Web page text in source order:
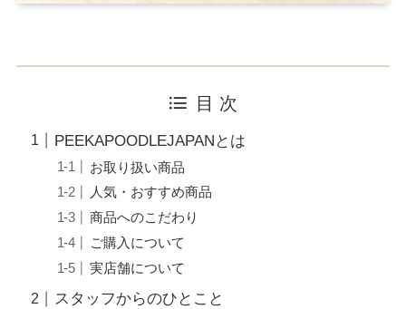
目 次
PEEKAPOODLEJAPANとは
お取り扱い商品
人気・おすすめ商品
商品へのこだわり
ご購入について
実店舗について
スタッフからのひとこと